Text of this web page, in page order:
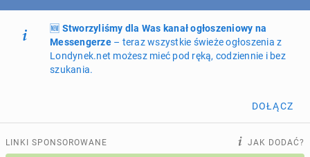
Dodaj ogłoszenie Moje ogłoszenia
Oferta i cennik ogłoszeń
ogłoszeń online
🆕 Stworzyliśmy dla Was kanał ogłoszeniowy na
Messengerze– teraz wszystkie świeże ogłoszenia z
Londynek.net możesz mieć pod ręką, codziennie i bez
szukania.
DOŁĄCZ
LINKI SPONSOROWANE JAK DODAĆ?